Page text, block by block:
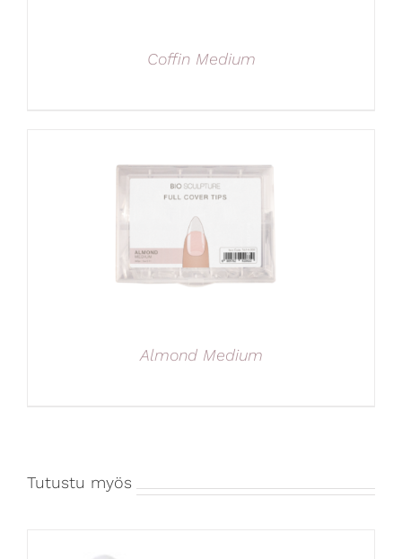
Coffin Medium
Almond Medium
Tutustu myös